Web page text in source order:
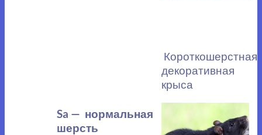
Sa — нормальная
шерсть
Короткошерстная
декоративная
крыса